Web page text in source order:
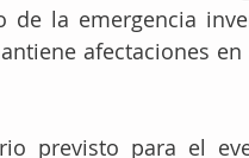
de la emergencia
afectaciones
previsto para el